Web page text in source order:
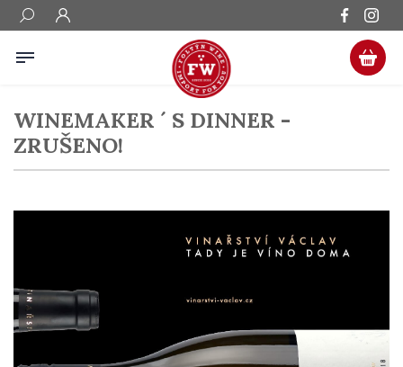
WINEMAKER ´ S DINNER -
ZRUŠENO!